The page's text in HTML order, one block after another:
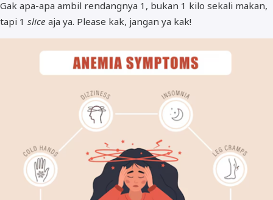
Gak apa-apa ambil rendangnya 1, bukan 1 kilo sekali makan,
tapi 1 slice aja ya. Please kak, jangan ya kak!